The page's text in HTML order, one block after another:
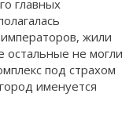
главных
жили
остальные не могли
под страхом
именуется